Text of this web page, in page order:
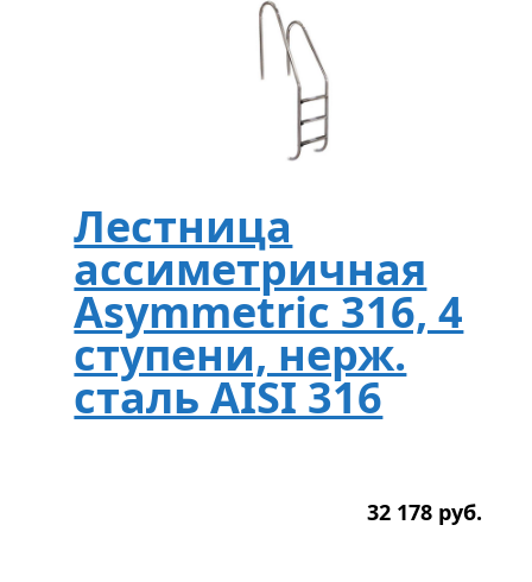
Лестница
ассиметричная
Asymmetric 316, 4
ступени, нерж.
сталь AISI 316
32 178 руб.